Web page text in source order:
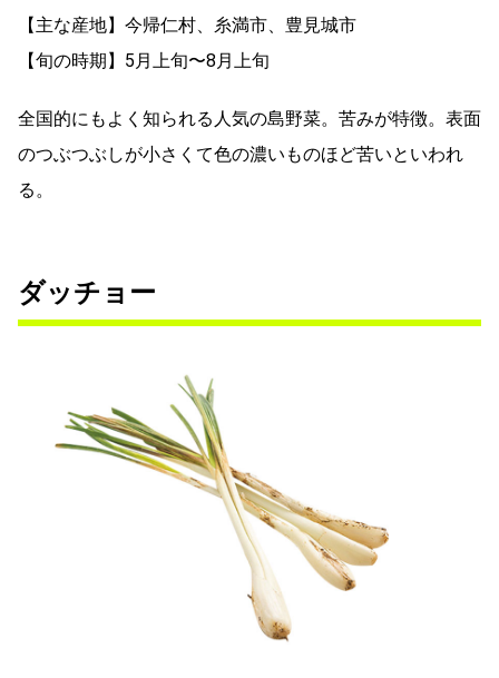
【主な産地】今帰仁村、糸満市、豊見城市
【旬の時期】5月上旬〜8月上旬
全国的にもよく知られる人気の島野菜。苦みが特徴。表面
のつぶつぶしが小さくて色の濃いものほど苦いといわれ
る。
ダッチョー